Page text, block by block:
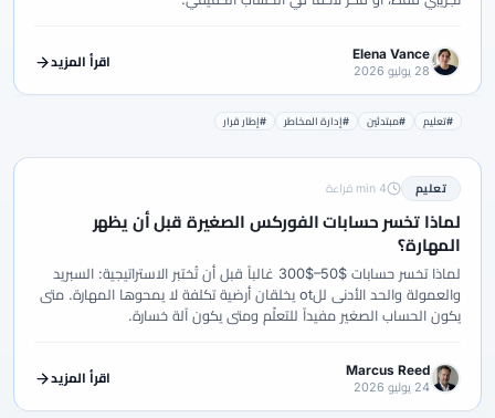
Elena Vance
28 يوليو 2026
اقرأ المزيد
#تعليم #مبتدئين #إدارة المخاطر #إطار قرار
تعليم 4 min قراءة
لماذا تخسر حسابات الفوركس الصغيرة قبل أن يظهر
المهارة؟
لماذا تخسر حسابات $50–$300 غالباً قبل أن تُختبر الاستراتيجية: السبريد
والعمولة والحد الأدنى للot يخلقان أرضية تكلفة لا يمحوها المهارة. متى
يكون الحساب الصغير مفيداً للتعلّم ومتى يكون آلة خسارة.
Marcus Reed
24 يوليو 2026
اقرأ المزيد